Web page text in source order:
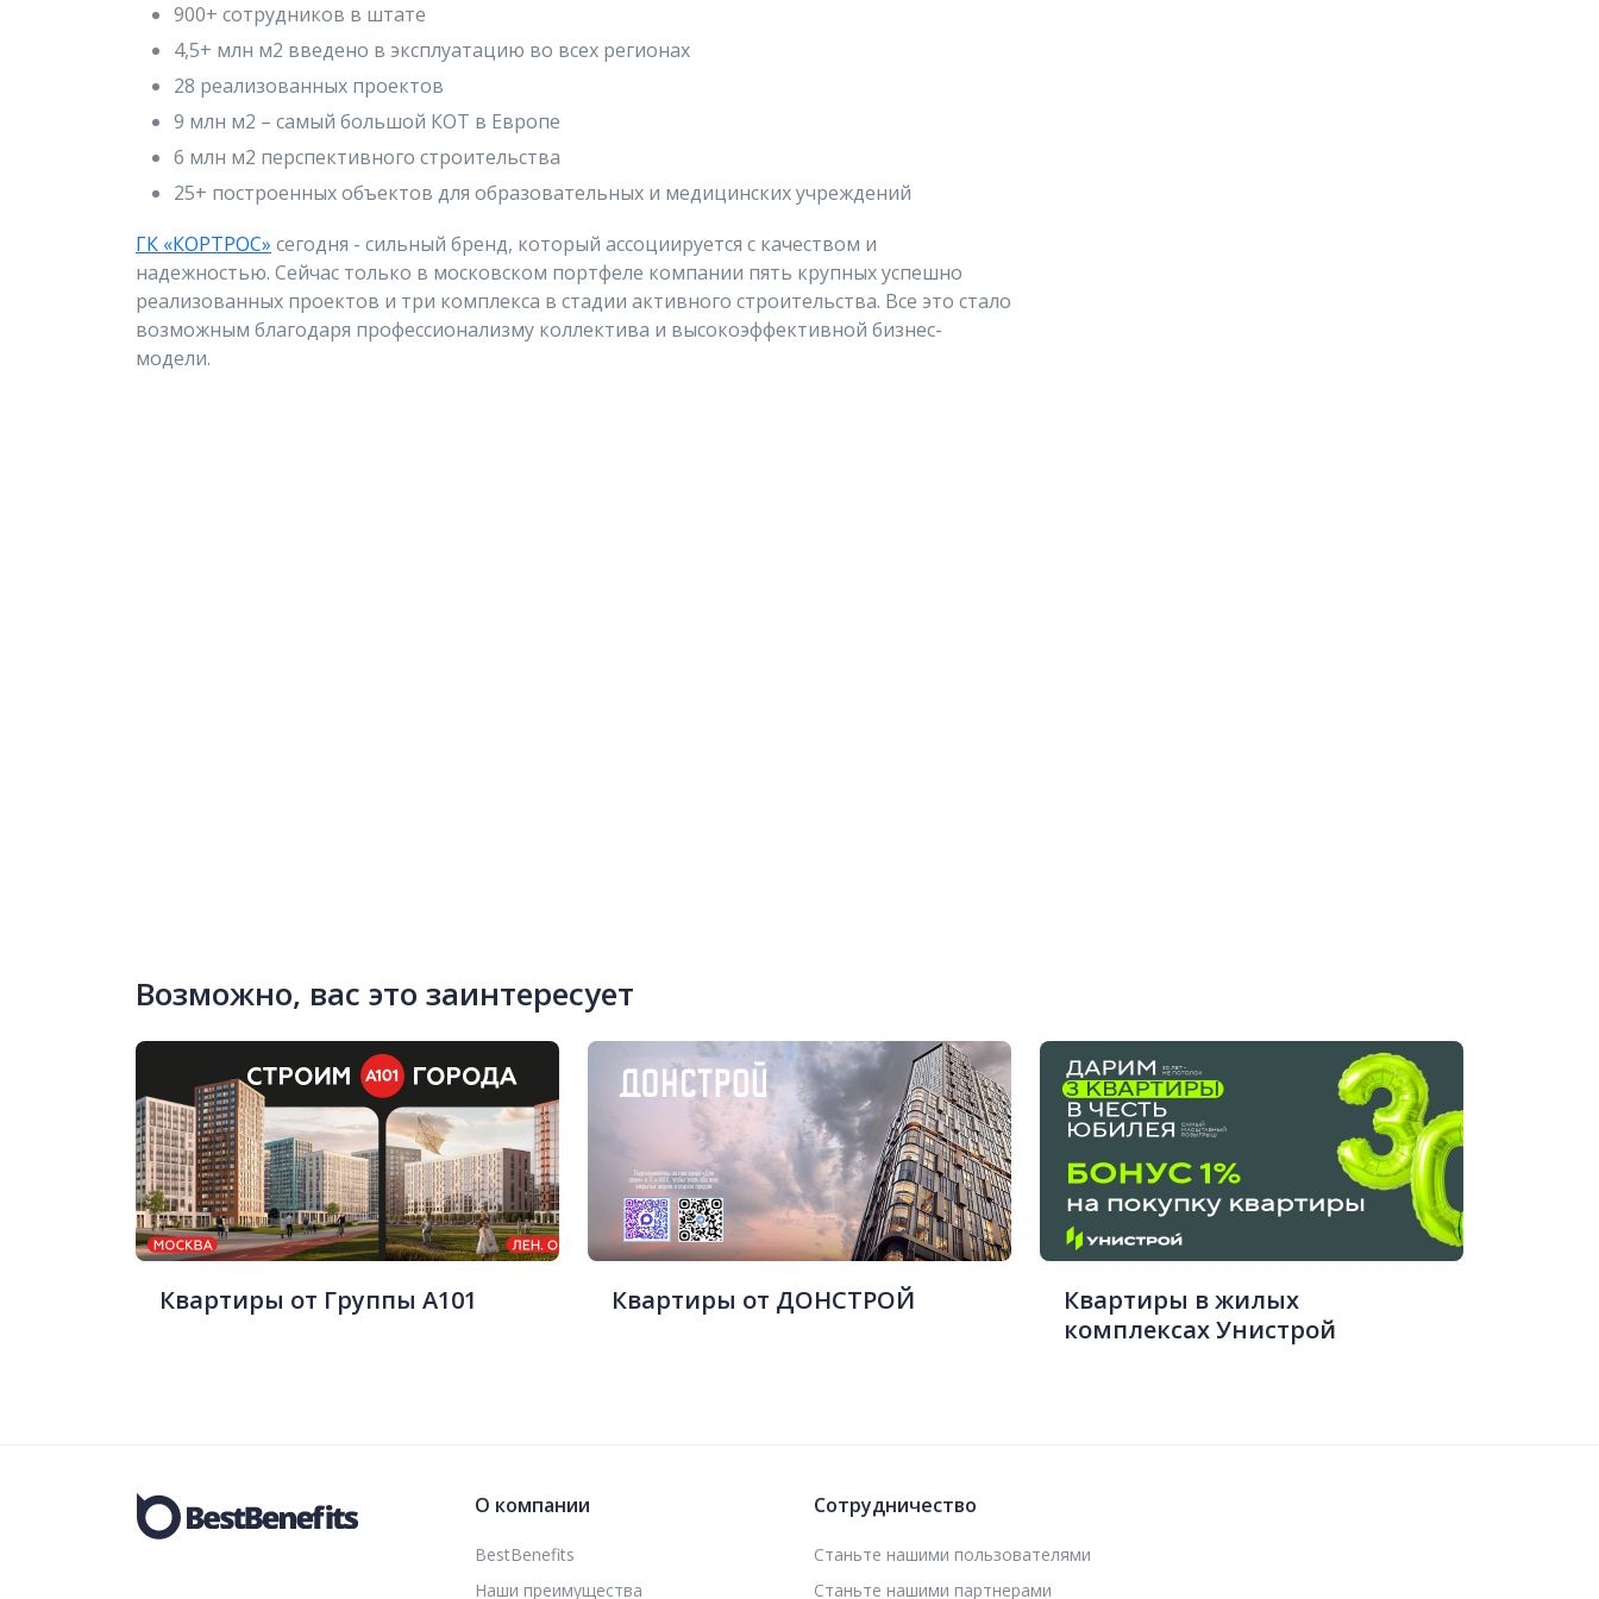
900+ сотрудников в штате
4,5+ млн м2 введено в эксплуатацию во всех регионах
28 реализованных проектов
9 млн м2 – самый большой КОТ в Европе
6 млн м2 перспективного строительства
25+ построенных объектов для образовательных и медицинских учреждений
ГК «КОРТРОС» сегодня - сильный бренд, который ассоциируется с качеством и
надежностью. Сейчас только в московском портфеле компании пять крупных успешно
реализованных проектов и три комплекса в стадии активного строительства. Все это стало
возможным благодаря профессионализму коллектива и высокоэффективной бизнес-
модели.
Возможно, вас это заинтересует
Квартиры от Группы А101 Квартиры от ДОНСТРОЙ
Квартиры в жилых
комплексах Унистрой
О компании
BestBenefits
Наши преимущества
Сотрудничество
Станьте нашими пользователями
Станьте нашими партнерами